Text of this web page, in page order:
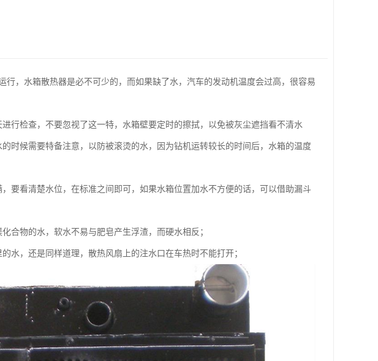
，水箱散热器是必不可少的，而如果缺了水，汽车的发动机温度会过高，很容易
行检查，不要忽视了这一特，水箱壁要定时的擦拭，以免被灰尘遮挡看不清水
时候需要特备注意，以防被滚烫的水，因为钻机运转较长的时间后，水箱的温度
要看清楚水位，在标准之间即可，如果水箱位置加水不方便的话，可以借助漏斗
合物的水，软水不易与肥皂产生浮渣，而硬水相反；
水，还是同样道理，散热风扇上的注水口在车热时不能打开；